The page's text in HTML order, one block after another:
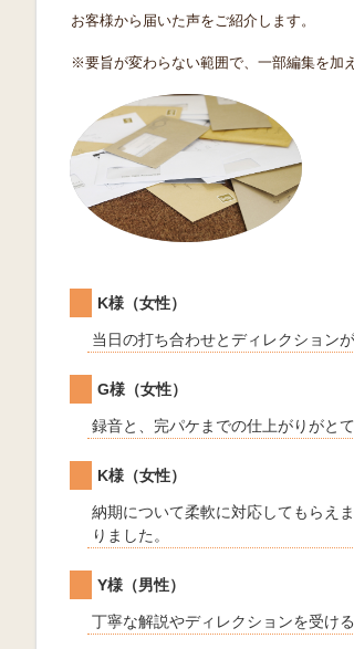
お客様から届いた声をご紹介します。
※要旨が変わらない範囲で、一部編集を加
K様（女性）
当日の打ち合わせとディレクション
G様（女性）
録音と、完パケまでの仕上がりがと
K様（女性）
納期について柔軟に対応してもらえ
りました。
Y様（男性）
丁寧な解説やディレクションを受け